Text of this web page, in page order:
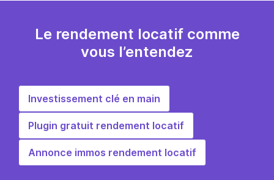
Le rendement locatif comme
vous l’entendez
Investissement clé en main
Plugin gratuit rendement locatif
Annonce immos rendement locatif